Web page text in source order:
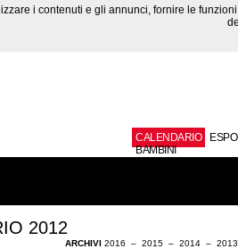
CALENDARIO
BAMBINI
2012
ARCHIVI 2016 – 2015 – 2014 –
i contenuti e gli annunci, fornire le